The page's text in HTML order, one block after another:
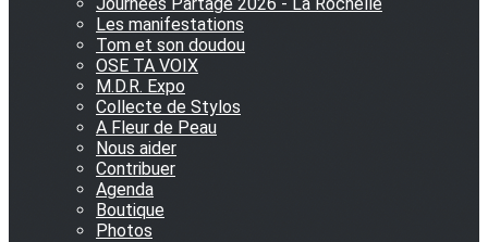
Les manifestations
Tom et son doudou
OSE TA VOIX
M.D.R. Expo
Collecte de Stylos
A Fleur de Peau
Nous aider
Contribuer
Agenda
Boutique
Photos